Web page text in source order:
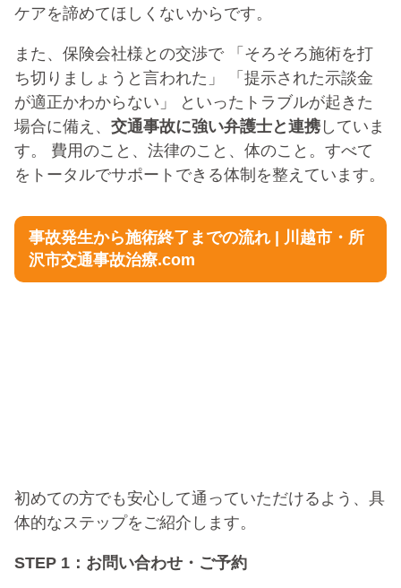
ケアを諦めてほしくないからです。
また、保険会社様との交渉で 「そろそろ施術を打
ち切りましょうと言われた」 「提示された示談金
が適正かわからない」 といったトラブルが起きた
場合に備え、 交通事故に強い弁護士と連携 していま
す。 費用のこと、法律のこと、体のこと。すべて
をトータルでサポートできる体制を整えています。
事故発生から施術終了までの流れ | 川越市・所
沢市交通事故治療.com
初めての方でも安心して通っていただけるよう、具
体的なステップをご紹介します。
STEP 1：お問い合わせ・ご予約